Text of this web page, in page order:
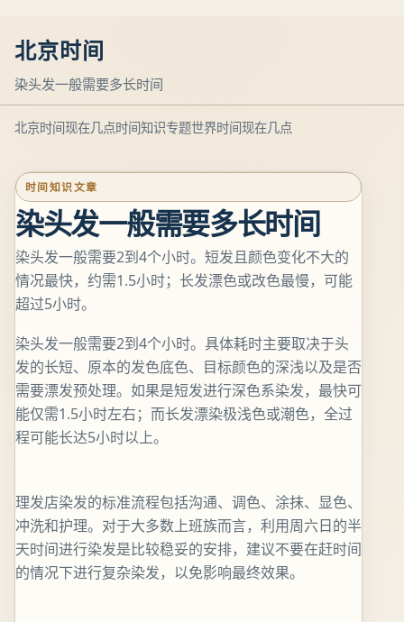
北京时间
染头发一般需要多长时间
北京时间现在几点时间知识专题世界时间现在几点
时间知识文章
染头发一般需要多长时间
染头发一般需要2到4个小时。短发且颜色变化不大的
情况最快，约需1.5小时；长发漂色或改色最慢，可能
超过5小时。
染头发一般需要2到4个小时。具体耗时主要取决于头
发的长短、原本的发色底色、目标颜色的深浅以及是否
需要漂发预处理。如果是短发进行深色系染发，最快可
能仅需1.5小时左右；而长发漂染极浅色或潮色，全过
程可能长达5小时以上。
理发店染发的标准流程包括沟通、调色、涂抹、显色、
冲洗和护理。对于大多数上班族而言，利用周六日的半
天时间进行染发是比较稳妥的安排，建议不要在赶时间
的情况下进行复杂染发，以免影响最终效果。